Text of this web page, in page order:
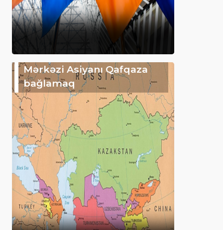
Mərkəzi Asiyanı Qafqaza
bağlamaq